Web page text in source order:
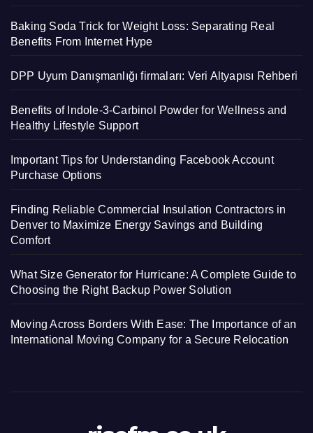
Baking Soda Trick for Weight Loss: Separating Real
Benefits From Internet Hype
DPP Uyum Danışmanlığı firmaları: Veri Altyapısı Rehberi
Benefits of Indole-3-Carbinol Powder for Wellness and
Healthy Lifestyle Support
Important Tips for Understanding Facebook Account
Purchase Options
Finding Reliable Commercial Insulation Contractors in
Denver to Maximize Energy Savings and Building
Comfort
What Size Generator for Hurricane: A Complete Guide to
Choosing the Right Backup Power Solution
Moving Across Borders With Ease: The Importance of an
International Moving Company for a Secure Relocation